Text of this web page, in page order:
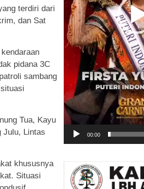
terdiri dari
dan Sat
pidana 3C
sambang
Tua, Kayu
Julu, Lintas
khususnya
Situasi
00:00